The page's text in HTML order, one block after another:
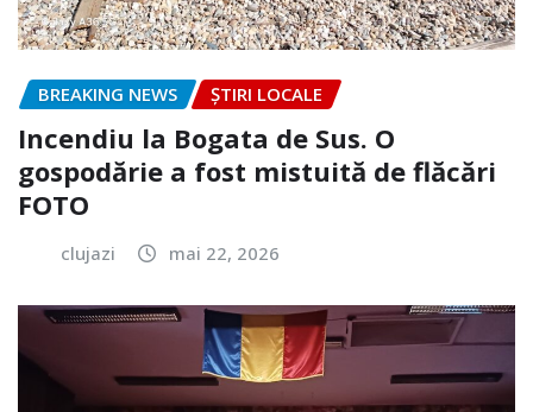
BREAKING NEWS ȘTIRI LOCALE
Incendiu la Bogata de Sus. O
gospodărie a fost mistuită de flăcări
FOTO
clujazi mai 22, 2026